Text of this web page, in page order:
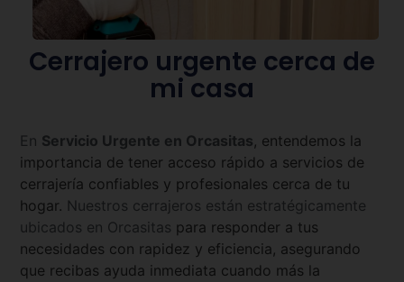
Cerrajero urgente cerca de
mi casa
En Servicio Urgente en Orcasitas, entendemos la
importancia de tener acceso rápido a servicios de
cerrajería confiables y profesionales cerca de tu
hogar. Nuestros cerrajeros están estratégicamente
ubicados en Orcasitas para responder a tus
necesidades con rapidez y eficiencia, asegurando
que recibas ayuda inmediata cuando más la